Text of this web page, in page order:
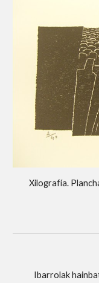
Xilografía.
Ibarrolak